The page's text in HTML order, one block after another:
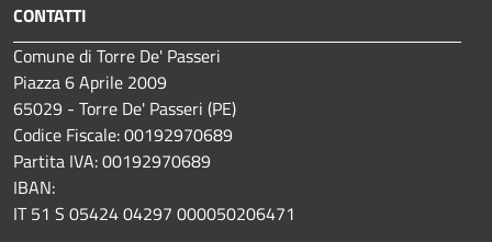
CONTATTI
Comune di Torre De' Passeri
Piazza 6 Aprile 2009
65029 - Torre De' Passeri (PE)
Codice Fiscale: 00192970689
Partita IVA: 00192970689
IBAN:
IT 51 S 05424 04297 000050206471